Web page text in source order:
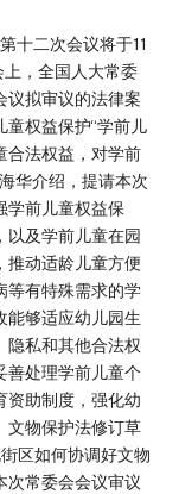
十二次会议将于11
，全国人大常委
议拟审议的法律案
权益保护“学前儿
合法权益，对学前
华介绍，提请本次
学前儿童权益保
以及学前儿童在园
推动适龄儿童方便
等有特殊需求的学
能够适应幼儿园生
隐私和其他合法权
善处理学前儿童个
资助制度，强化幼
文物保护法修订草
区如何协调好文物
次常委会会议审议